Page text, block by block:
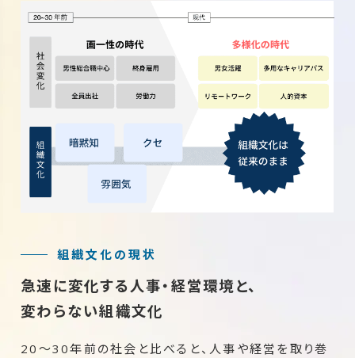
組織文化の現状
急速に変化する人事・経営環境と、
変わらない組織文化
20～30年前の社会と比べると、人事や経営を取り巻